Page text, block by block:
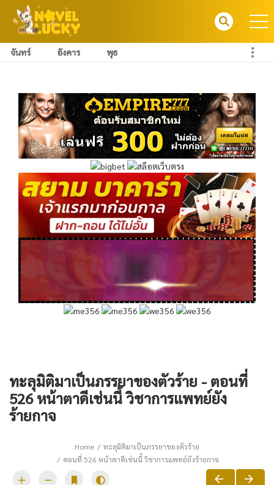
จันทร์ อังคาร พุธ
ทะลุมิติมาเป็นภรรยาของตัวร้าย - ตอนที่
526 หน้าตาดีเช่นนี้ วิชาการแพทย์ยัง
ร้ายกาจ
Home
ทะลุมิติมาเป็นภรรยาของตัวร้าย
ตอนที่ 526 หน้าตาดีเช่นนี้ วิชาการแพทย์ยังร้ายกาจ